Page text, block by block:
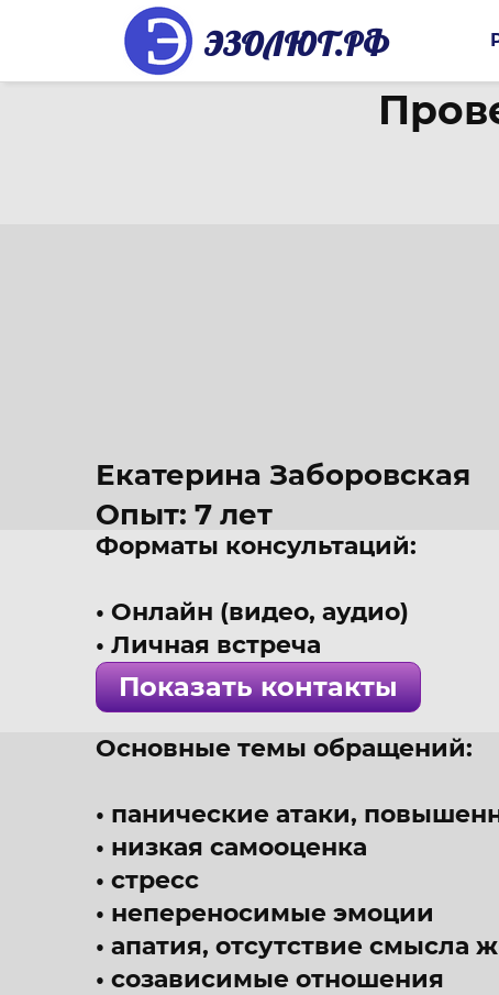
ЭЗОЛЮТ.РФ
Екатерина Заборовская
Опыт: 7 лет
36 лет
г. Красноярск
Психолог, КПТ, гештальт
! Специалист проверен
Форматы консультаций:
Онлайн (видео, аудио)
Личная встреча
Показать контакты
Основные темы обращений:
панические атаки,
низкая самооценка
стресс
непереносимые эмоции
апатия, отсутствие смысла
созависимые отношения